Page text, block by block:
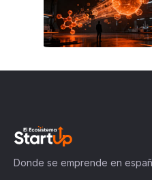
Donde se emprende en